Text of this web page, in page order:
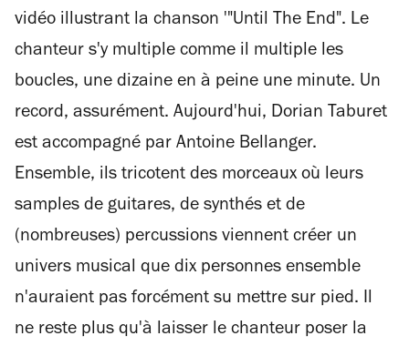
vidéo illustrant la chanson '"Until The End". Le
chanteur s'y multiple comme il multiple les
boucles, une dizaine en à peine une minute. Un
record, assurément. Aujourd'hui, Dorian Taburet
est accompagné par Antoine Bellanger.
Ensemble, ils tricotent des morceaux où leurs
samples de guitares, de synthés et de
(nombreuses) percussions viennent créer un
univers musical que dix personnes ensemble
n'auraient pas forcément su mettre sur pied. Il
ne reste plus qu'à laisser le chanteur poser la